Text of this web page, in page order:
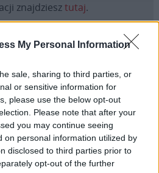
My Personal Information
sale, sharing to third parties, or
or sensitive information for
please use the below opt-out
Please note that after your
you may continue seeing
on personal information utilized by
disclosed to third parties prior to
opt-out of the further
znajdziesztutaj.
Copy
Link
Print